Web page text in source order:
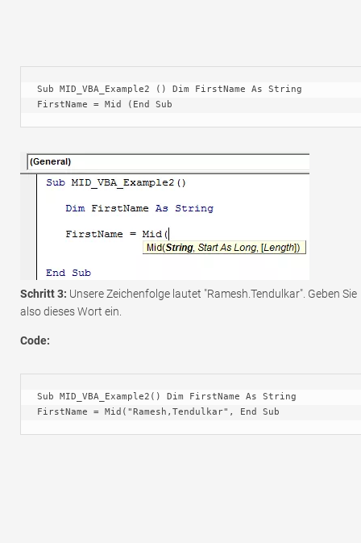
Sub MID_VBA_Example2 () Dim FirstName As String
FirstName = Mid (End Sub
Schritt 3: Unsere Zeichenfolge lautet "Ramesh.Tendulkar". Geben Sie
also dieses Wort ein.
Code:
Sub MID_VBA_Example2() Dim FirstName As String
FirstName = Mid("Ramesh,Tendulkar", End Sub